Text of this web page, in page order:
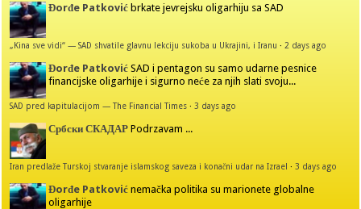
Đorđe Patković brkate jevrejsku oligarhiju sa SAD
„Kina sve vidi“ — SAD shvatile glavnu lekciju sukoba u Ukrajini, i Iranu · 2 days ago
Đorđe Patković SAD i pentagon su samo udarne pesnice
financijske oligarhije i sigurno neće za njih slati svoju...
SAD pred kapitulacijom — The Financial Times ·3 days ago
Србски СКАДАР Podrzavam ...
Iran predlaže Turskoj stvaranje islamskog saveza i konačni udar na Izrael ·3 days ago
Đorđe Patković nemačka politika su marionete globalne
oligarhije